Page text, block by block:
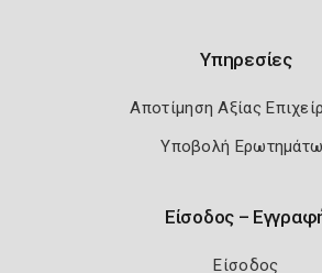
Υπηρεσίες
Αποτίμηση Αξίας
Υποβολή
Είσοδος –
Είσοδος